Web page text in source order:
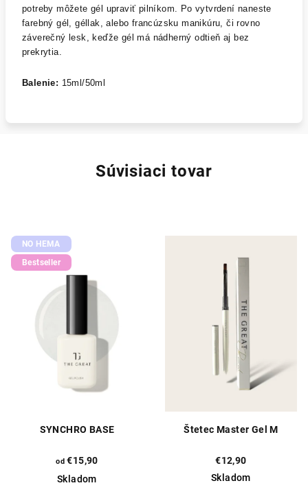
potreby môžete gél upraviť pilníkom. Po vytvrdení naneste
farebný gél, géllak, alebo francúzsku manikúru, či rovno
záverečný lesk, keďže gél má nádherný odtieň aj bez
prekrytia.
Balenie: 15ml/50ml
Súvisiaci tovar
NO HEMA
Bestseller
SYNCHRO BASE
od €15,90
Skladom
Štetec Master Gel M
€12,90
Skladom